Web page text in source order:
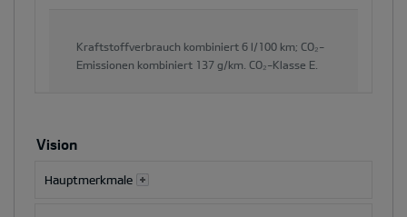
Kraftstoffverbrauch kombiniert 6 l/100 km; CO₂-
Emissionen kombiniert 137 g/km. CO₂-Klasse E.
Vision
Hauptmerkmale